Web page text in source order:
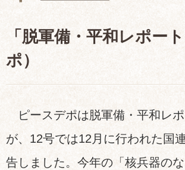
「脱軍備・平和レポー
ポ）
ピースデポは脱軍備・平和レ
が、12号では12月に行われた国
告しました。今年の「核兵器の